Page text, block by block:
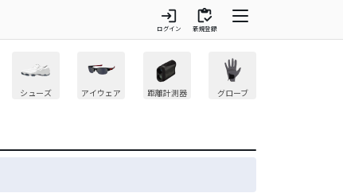
login
ログイン
inventory
新規登録
シューズ アイウェア 距離計測器 グローブ